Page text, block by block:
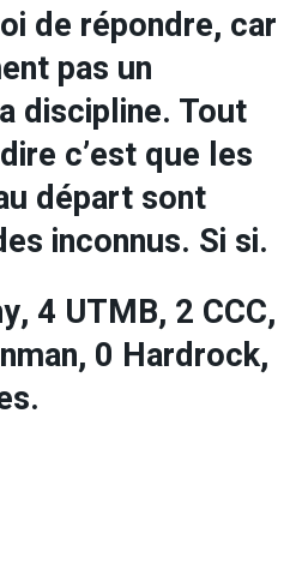
de répondre, car
pas un
discipline. Tout
c’est que les
départ sont
inconnus. Si si.
4 UTMB, 2 CCC,
0 Hardrock,